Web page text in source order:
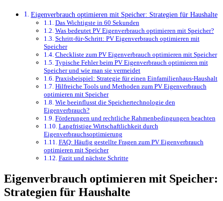
Eigenverbrauch optimieren mit Speicher: Strategien für Haushalte
Das Wichtigste in 60 Sekunden
Was bedeutet PV Eigenverbrauch optimieren mit Speicher?
Schritt-für-Schritt: PV Eigenverbrauch optimieren mit
Speicher
Checkliste zum PV Eigenverbrauch optimieren mit Speicher
Typische Fehler beim PV Eigenverbrauch optimieren mit
Speicher und wie man sie vermeidet
Praxisbeispiel: Strategie für einen Einfamilienhaus-Haushalt
Hilfreiche Tools und Methoden zum PV Eigenverbrauch
optimieren mit Speicher
Wie beeinflusst die Speichertechnologie den
Eigenverbrauch?
Förderungen und rechtliche Rahmenbedingungen beachten
Langfristige Wirtschaftlichkeit durch
Eigenverbrauchsoptimierung
FAQ: Häufig gestellte Fragen zum PV Eigenverbrauch
optimieren mit Speicher
Fazit und nächste Schritte
Eigenverbrauch optimieren mit Speicher:
Strategien für Haushalte